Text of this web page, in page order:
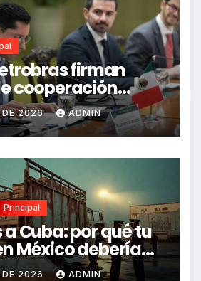
firman
cooperación
Brasilia
DE 2026 ADMIN
Principal
Cuba: por qué tu
México debería
DE 2026 ADMIN